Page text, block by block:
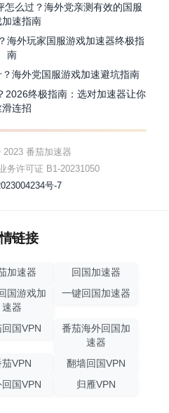
么过？海外党亲测有效的国服
加速指南
海外玩家国服游戏加速器终极指
南
海外党国服游戏加速避坑指南
2026终极指南：选对加速器让你
滑连招
番茄加速器
务许可证 B1-20231050
号-7
链接
加速器
回国加速器
国游戏加
速器
一键回国加速器
国VPN
番茄海外回国加
速器
VPN
翻墙回国VPN
国VPN 归雁VPN